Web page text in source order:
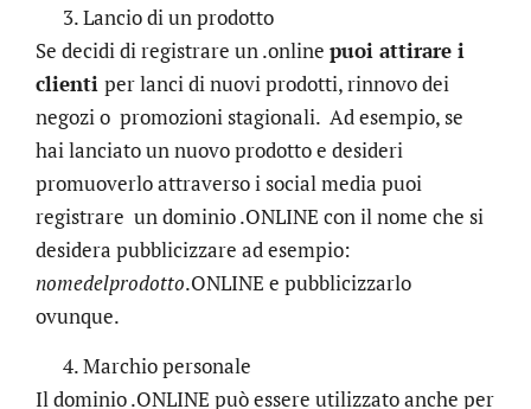
Lancio di un prodotto
Se decidi di registrare un .online puoi attirare i
clienti per lanci di nuovi prodotti, rinnovo dei
negozi o promozioni stagionali. Ad esempio, se
hai lanciato un nuovo prodotto e desideri
promuoverlo attraverso i social media puoi
registrare un dominio .ONLINE con il nome che si
desidera pubblicizzare ad esempio:
nomedelprodotto.ONLINE e pubblicizzarlo
ovunque.
Marchio personale
Il dominio .ONLINE può essere utilizzato anche per